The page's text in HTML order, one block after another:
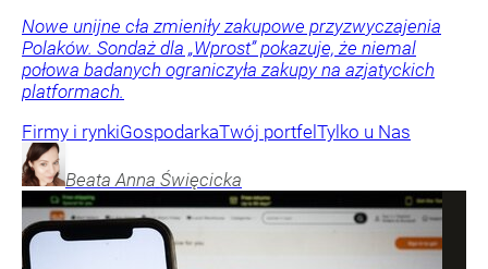
Nowe unijne cła zmieniły zakupowe przyzwyczajenia
Polaków. Sondaż dla „Wprost” pokazuje, że niemal
połowa badanych ograniczyła zakupy na azjatyckich
platformach.
Firmy i rynkiGospodarkaTwój portfelTylko u Nas
Beata Anna Święcicka